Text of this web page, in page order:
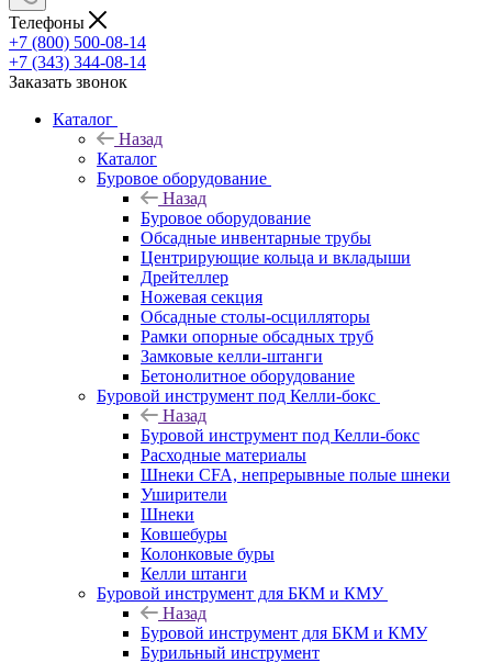
Телефоны
+7 (800) 500-08-14
+7 (343) 344-08-14
Заказать звонок
Каталог
Назад
Каталог
Буровое оборудование
Назад
Буровое оборудование
Обсадные инвентарные трубы
Центрирующие кольца и вкладыши
Дрейтеллер
Ножевая секция
Обсадные столы-осцилляторы
Рамки опорные обсадных труб
Замковые келли-штанги
Бетонолитное оборудование
Буровой инструмент под Келли-бокс
Назад
Буровой инструмент под Келли-бокс
Расходные материалы
Шнеки CFA, непрерывные полые шнеки
Уширители
Шнеки
Ковшебуры
Колонковые буры
Келли штанги
Буровой инструмент для БКМ и КМУ
Назад
Буровой инструмент для БКМ и КМУ
Бурильный инструмент